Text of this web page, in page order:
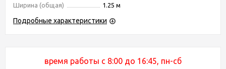
Ширина (общая)
1.25 м
Подробные характеристики
время работы с 8:00 до 16:45, пн-сб